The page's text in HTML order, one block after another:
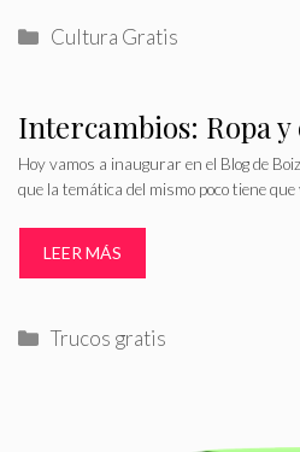
Categorías
Cultura Gratis
Intercambios: Ropa y
Hoy vamos a inaugurar en el Blog de
que la temática del mismo poco tiene
LEER MÁS
Categorías
Trucos gratis